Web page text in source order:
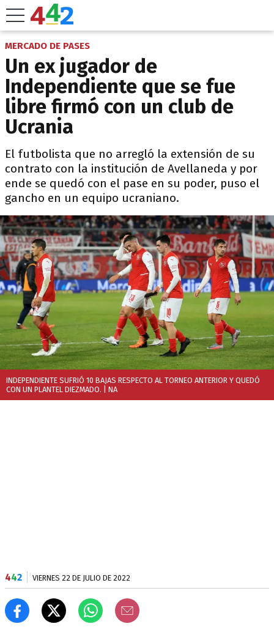
MERCADO DE PASES
Un ex jugador de
Independiente que se fue
libre firmó con un club de
Ucrania
El futbolista que no arregló la extensión de su
contrato con la institución de Avellaneda y por
ende se quedó con el pase en su poder, puso el
gancho en un equipo ucraniano.
INDEPENDIENTE SUFRIÓ 10 BAJAS RESPECTO AL TORNEO ANTERIOR Y QUEDÓ
CON UN PLANTEL DIEZMADO. | NA
442 VIERNES 22 DE JULIO DE 2022